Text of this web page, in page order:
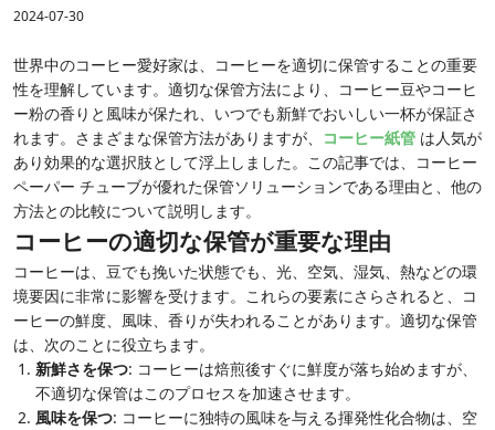
2024-07-30
世界中のコーヒー愛好家は、コーヒーを適切に保管することの重要
性を理解しています。適切な保管方法により、コーヒー豆やコーヒ
ー粉の香りと風味が保たれ、いつでも新鮮でおいしい一杯が保証さ
れます。さまざまな保管方法がありますが、
コーヒー紙管 は人気が
あり効果的な選択肢として浮上しました。この記事では、コーヒー
ペーパー チューブが優れた保管ソリューションである理由と、他の
方法との比較について説明します。
コーヒーの適切な保管が重要な理由
コーヒーは、豆でも挽いた状態でも、光、空気、湿気、熱などの環
境要因に非常に影響を受けます。これらの要素にさらされると、コ
ーヒーの鮮度、風味、香りが失われることがあります。適切な保管
は、次のことに役立ちます。
新鮮さを保つ: コーヒーは焙煎後すぐに鮮度が落ち始めますが、
不適切な保管はこのプロセスを加速させます。
風味を保つ: コーヒーに独特の風味を与える揮発性化合物は、空